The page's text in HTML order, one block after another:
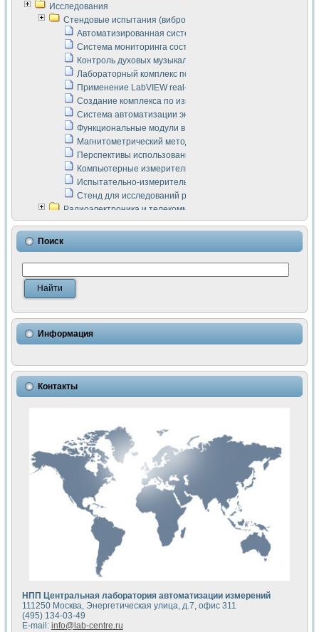
Исследования
Стендовые испытания (виброакустика, тензометрия и т.п.)
Автоматизированная система измерения параметров
Система мониторинга состояния тяговых
Контроль духовых музыкальных инструментов
Лабораторный комплекс по исследованию элементной
Применение LabVIEW real-time module для
Создание комплекса по измерению скорости подвижного
Система автоматизации экспериментальных
Функциональные модули в стандарте Nl SCXI для
Магнитометрический метод в дефектоскопии сварных
Перспективы использования машинного зрения в
Компьютерные измерительные системы для
Испытательно-измерительный комплекс аппаратуры для
Стенд для исследований рабочих процессов ДВС в
Радиоэлектроника и телекоммуникации
LabVIEW в расчетах радиолиний систем передачи данных
Аппаратно-программный комплекс для исследования
Виртуальный лабораторный стенд для исследования
Измерение шумовых параметров операционных
Измерительный преобразователь на основе цифровой
Использование NI LabVIEW для математического
Исследовние возможности создания измерителя ВАХ
Математическое моделирование генератора сигналов -
Применение осциллографического модуля с высоким
Симуляция отклика импульсного радиолокационного
Автоматизация формирования уравнений состояния для
Разработка автоматизированного стенда для измерения
Применение среды LabVIEW для построения картины
Портативная система для определения показателей
Использование LabVIEW для управления источником
Устройство для снятия вольт-амперных характеристик
Передовые научные технологии: нано-, фемто-,
Автоматизированная установка по измерению временных
Автоматизированный лабораторный комплекс на базе
Визуализация моделирования и оптимизации тепловой
Виртуальный прибор для исследования функциональных
Исследование возможности создания экономичного
Исследование кинетики движения макрочастиц в
Метод прогнозирования свойств дисперсных продуктов
Недорогая система управления сверхпроводящим
Применение технологий NI в курсе экспериментальной
Поиск
Информация
Контакты
НПП Центральная лаборатория автоматизации измерений
111250 Москва, Энергетическая улица, д.7, офис 311
(495) 134-03-49
E-mail: info@lab-centre.ru